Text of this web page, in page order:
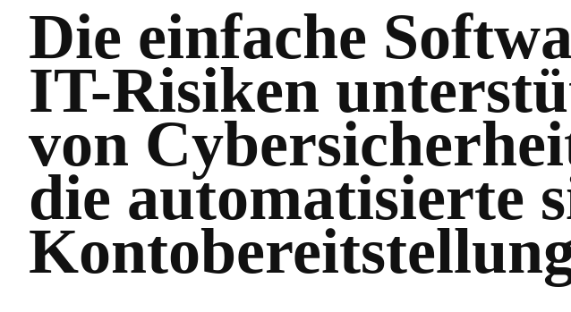
Die einfache
IT-Risiken
von
die automatisierte